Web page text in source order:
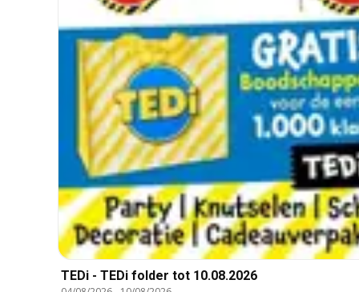
TEDi - TEDi folder tot 10.08.2026